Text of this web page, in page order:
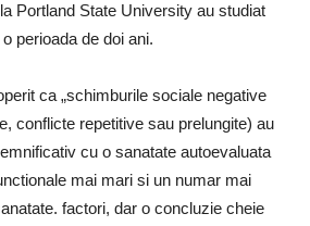
Portland State University au studiat
perioada de doi ani.
ca „schimburile sociale negative
conflicte repetitive sau prelungite) au
cu o sanatate autoevaluata
mai mari si un numar mai
factori, dar o concluzie cheie